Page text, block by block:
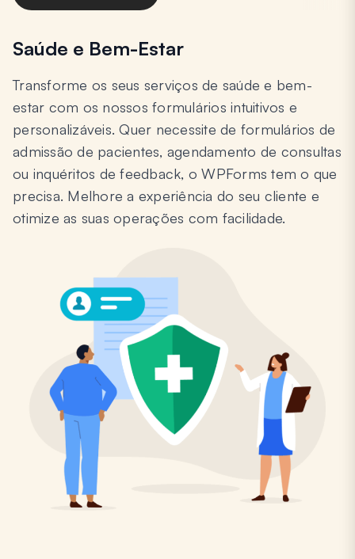
Saúde e Bem-Estar
Transforme os seus serviços de saúde e bem-
estar com os nossos formulários intuitivos e
personalizáveis. Quer necessite de formulários de
admissão de pacientes, agendamento de consultas
ou inquéritos de feedback, o WPForms tem o que
precisa. Melhore a experiência do seu cliente e
otimize as suas operações com facilidade.